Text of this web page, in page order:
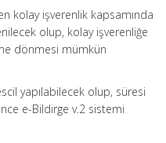
kolay işverenlik kapsamında
olup, kolay işverenliğe
dönmesi mümkün
yapılabilecek olup, süresi
e-Bildirge v.2 sistemi